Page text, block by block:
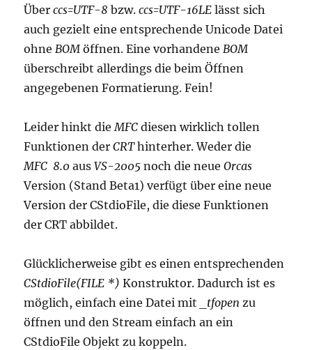
Überccs=UTF-8bzw.ccs=UTF-16LElässt sich
auch gezielt eine entsprechende Unicode Datei
ohneBOMöffnen. Eine vorhandeneBOM
überschreibt allerdings die beim Öffnen
angegebenen Formatierung. Fein!
Leider hinkt dieMFCdiesen wirklich tollen
Funktionen derCRThinterher. Weder die
MFC 8.0ausVS-2005noch die neueOrcas
Version (Stand Beta1) verfügt über eine neue
Version der CStdioFile, die diese Funktionen
der CRT abbildet.
Glücklicherweise gibt es einen entsprechenden
CStdioFile(FILE *)Konstruktor. Dadurch ist es
möglich, einfach eine Datei mit
_tfopenzu
öffnen und den Stream einfach an ein
CStdioFile Objekt zu koppeln.